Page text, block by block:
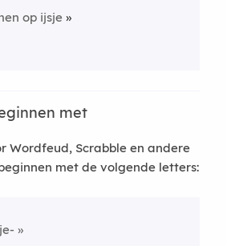
op ijsje
met
Wordfeud, Scrabble en andere
met de volgende letters: